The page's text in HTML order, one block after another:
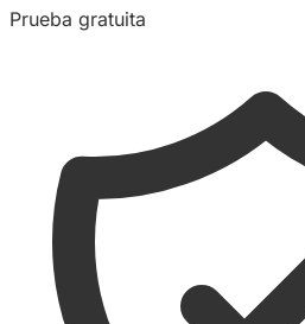
Prueba gratuita